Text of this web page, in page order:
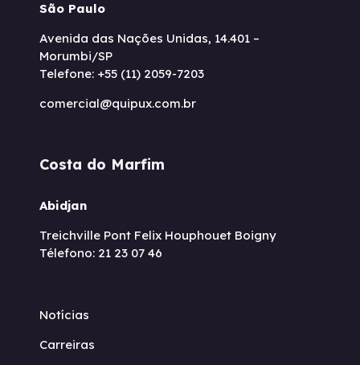
São Paulo
Avenida das Nações Unidas, 14.401 –
Morumbi/SP
Telefone: +55 (11) 2059-7203
comercial@quipux.com.br
Costa do Marfim
Abidjan
Treichville Pont Felix Houphouet Boigny
Télefono: 21 23 07 46
Notícias
Carreiras